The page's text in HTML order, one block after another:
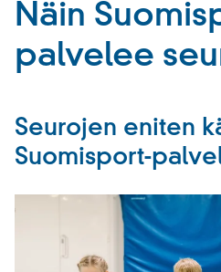
Näin
palvelee
Seurojen eniten
Suomisport-